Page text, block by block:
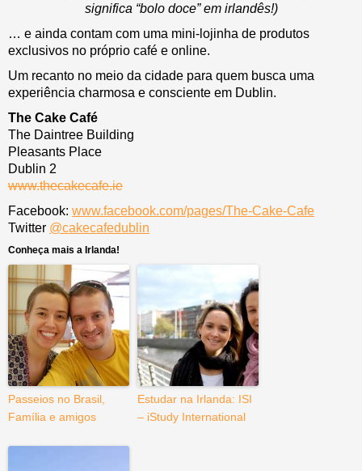
significa “bolo doce” em irlandês!)
… e ainda contam com uma mini-lojinha de produtos
exclusivos no próprio café e online.
Um recanto no meio da cidade para quem busca uma
experiência charmosa e consciente em Dublin.
The Cake Café
The Daintree Building
Pleasants Place
Dublin 2
www.thecakecafe.ie
Facebook: www.facebook.com/pages/The-Cake-Cafe
Twitter @cakecafedublin
Conheça mais a Irlanda!
Passeios no Brasil,
Família e amigos
Estudar na Irlanda: ISI
– iStudy International